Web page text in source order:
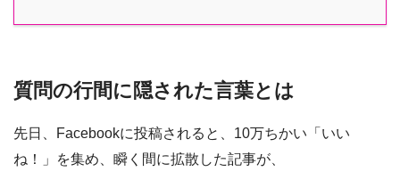
質問の行間に隠された言葉とは
先日、Facebookに投稿されると、10万ちかい「いい
ね！」を集め、瞬く間に拡散した記事が、